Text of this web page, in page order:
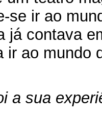
se ir ao
já contava
ir ao mundo
a sua